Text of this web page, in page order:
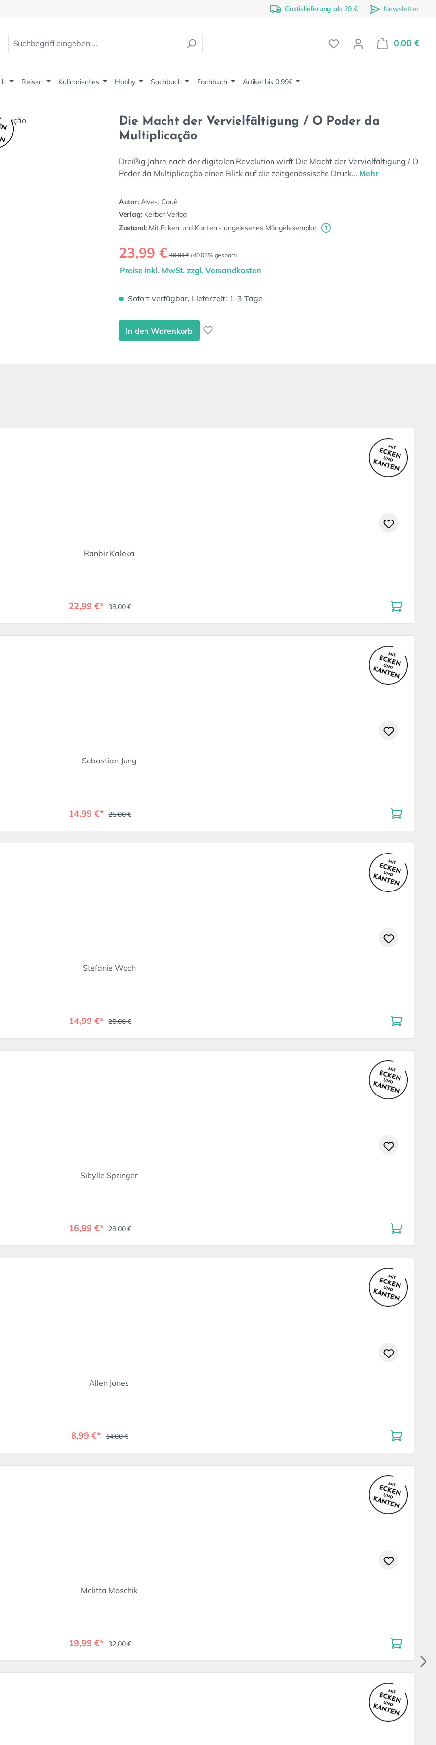
Gratislieferung ab 29 € Newsletter
0,00 €
Reisen Kulinarisches Hobby Sachbuch Fachbuch Artikel bis 0,99€
Die Macht der Vervielfältigung / O Poder da
Multiplicação
Dreißig Jahre nach der digitalen Revolution wirft Die Macht der Vervielfältigung / O
Poder da Multiplicação einen Blick auf die zeitgenössische Druck… Mehr
Autor: Alves, Cauê
Verlag: Kerber Verlag
Zustand: Mit Ecken und Kanten - ungelesenes Mängelexemplar
Verkaufspreis:
23,99 € Regulärer Preis:
40,00 € (40.03% gespart)
Preise inkl. MwSt. zzgl. Versandkosten
Sofort verfügbar, Lieferzeit: 1-3 Tage
In den Warenkorb
Ranbir Kaleka
22,99 €* 38,00 €
Sebastian Jung
14,99 €* 25,00 €
Stefanie Woch
14,99 €* 25,00 €
Sibylle Springer
16,99 €* 28,00 €
Allen Jones
8,99 €* 14,00 €
Melitta Moschik
19,99 €* 32,00 €